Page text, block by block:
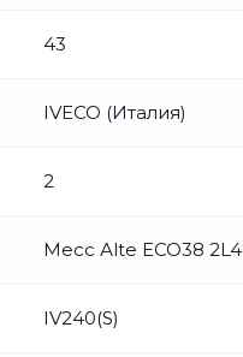
43
IVECO (Италия)
2
Mecc Аlte ECO38 2L4
IV240(S)